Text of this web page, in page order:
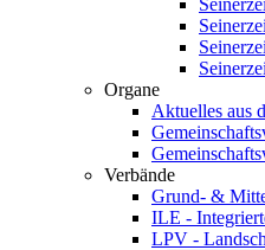
Organe
Aktuelles aus
Verbände
Grund- &
ILE -
LPV -